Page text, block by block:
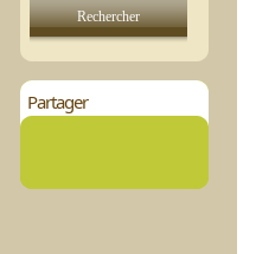
Partager